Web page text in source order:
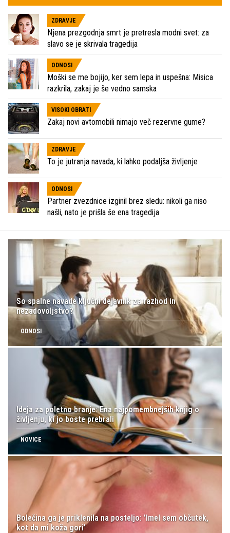
ZDRAVJE
Njena prezgodnja smrt je pretresla modni svet: za
slavo se je skrivala tragedija
ODNOSI
Moški se me bojijo, ker sem lepa in uspešna: Misica
razkrila, zakaj je še vedno samska
VISOKI OBRATI
Zakaj novi avtomobili nimajo več rezervne gume?
ZDRAVJE
To je jutranja navada, ki lahko podaljša življenje
ODNOSI
Partner zvezdnice izginil brez sledu: nikoli ga niso
našli, nato je prišla še ena tragedija
So spalne navade ključni dejavnik za razhod in
nezadovoljstvo?
ODNOSI
Ideja za poletno branje: Ena najpomembnejših knjig o
življenju, ki jo boste prebrali
NOVICE
Bolečina ga je priklenila na posteljo: 'Imel sem občutek,
kot da mi koža gori'